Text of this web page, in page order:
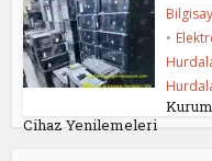
•
Cihaz Yenilemeleri